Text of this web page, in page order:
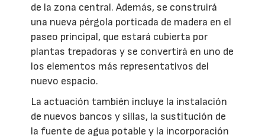
de la zona central. Además, se construirá
una nueva pérgola porticada de madera en el
paseo principal, que estará cubierta por
plantas trepadoras y se convertirá en uno de
los elementos más representativos del
nuevo espacio.
La actuación también incluye la instalación
de nuevos bancos y sillas, la sustitución de
la fuente de agua potable y la incorporación